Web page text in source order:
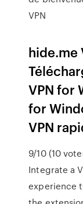
VPN
hide.me
VPN for
for
VPN
9/10 (10
Integrate a
experience